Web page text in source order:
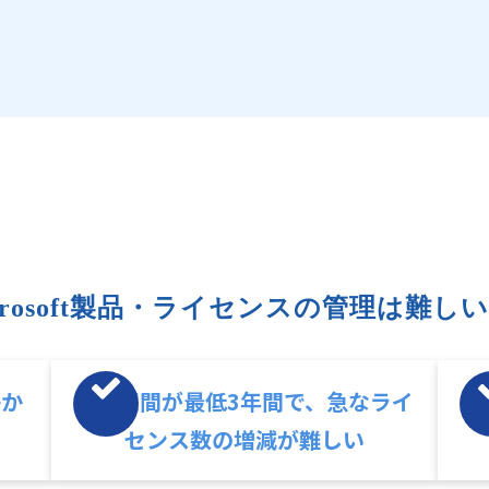
製品・ライセンスの管理は難し
契約期間が最低3年間で、急なライ
センス数の増減が難しい